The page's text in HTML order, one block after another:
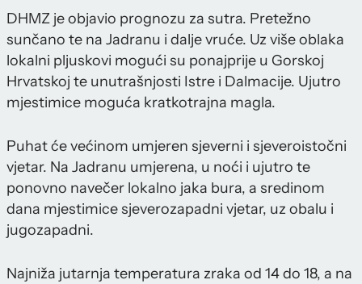
DHMZ je objavio prognozu za sutra. Pretežno
sunčano te na Jadranu i dalje vruće. Uz više oblaka
lokalni pljuskovi mogući su ponajprije u Gorskoj
Hrvatskoj te unutrašnjosti Istre i Dalmacije. Ujutro
mjestimice moguća kratkotrajna magla.
Puhat će većinom umjeren sjeverni i sjeveroistočni
vjetar. Na Jadranu umjerena, u noći i ujutro te
ponovno navečer lokalno jaka bura, a sredinom
dana mjestimice sjeverozapadni vjetar, uz obalu i
jugozapadni.
Najniža jutarnja temperatura zraka od 14 do 18, a na